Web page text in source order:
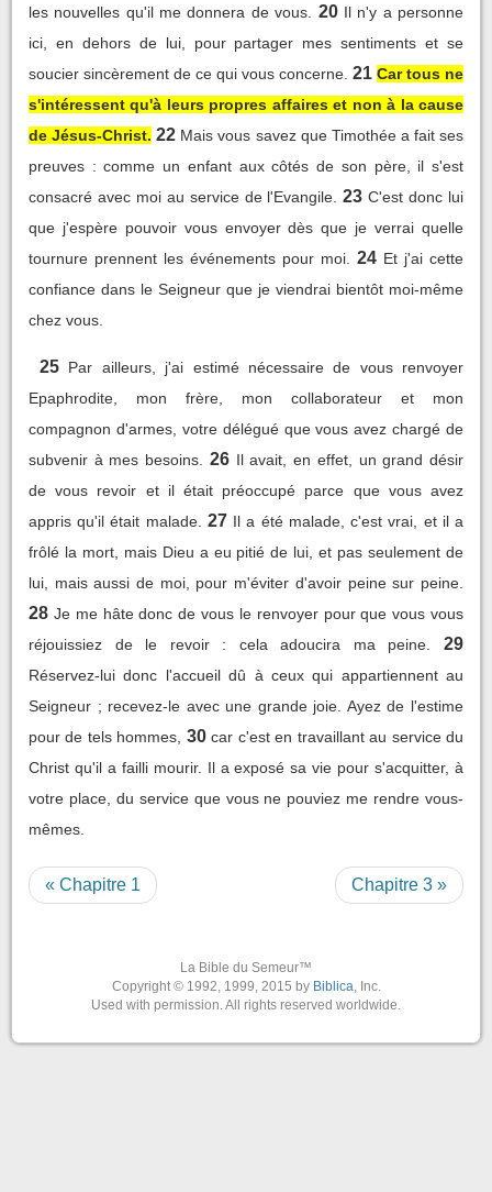
les nouvelles qu'il me donnera de vous.
20 Il n'y a personne
ici, en dehors de lui, pour partager mes sentiments et se
soucier sincèrement de ce qui vous concerne. 21 Car tous ne
s'intéressent qu'à leurs propres affaires et non à la cause
de Jésus-Christ. 22 Mais vous savez que Timothée a fait ses
preuves : comme un enfant aux côtés de son père, il s'est
consacré avec moi au service de l'Evangile. 23 C'est donc lui
que j'espère pouvoir vous envoyer dès que je verrai quelle
tournure prennent les événements pour moi.
24 Et j'ai cette
confiance dans le Seigneur que je viendrai bientôt moi-même
chez vous.
25 Par ailleurs, j'ai estimé nécessaire de vous renvoyer
Epaphrodite, mon frère, mon collaborateur et mon
compagnon d'armes, votre délégué que vous avez chargé de
subvenir à mes besoins.
26 Il avait, en effet, un grand désir
de vous revoir et il était préoccupé parce que vous avez
appris qu'il était malade. 27 Il a été malade, c'est vrai, et il a
frôlé la mort, mais Dieu a eu pitié de lui, et pas seulement de
lui, mais aussi de moi, pour m'éviter d'avoir peine sur peine.
28 Je me hâte donc de vous le renvoyer pour que vous vous
réjouissiez de le revoir : cela adoucira ma peine.
29
Réservez-lui donc l'accueil dû à ceux qui appartiennent au
Seigneur ; recevez-le avec une grande joie. Ayez de l'estime
pour de tels hommes, 30 car c'est en travaillant au service du
Christ qu'il a failli mourir. Il a exposé sa vie pour s'acquitter, à
votre place, du service que vous ne pouviez me rendre vous-
mêmes.
« Chapitre 1 Chapitre 3 »
La Bible du Semeur™
Copyright © 1992, 1999, 2015 by Biblica, Inc.
Used with permission. All rights reserved worldwide.